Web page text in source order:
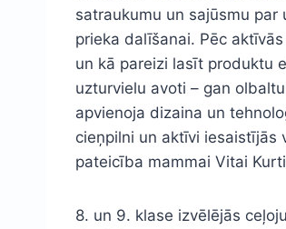
satraukumu un sajūsmu
prieka dalīšanai. Pēc
un kā pareizi lasīt produktu
uzturvielu avoti – gan
apvienoja dizaina un
cieņpilni un aktīvi iesaistījās
pateicība mammai Vitai
8. un 9. klase izvēlējās